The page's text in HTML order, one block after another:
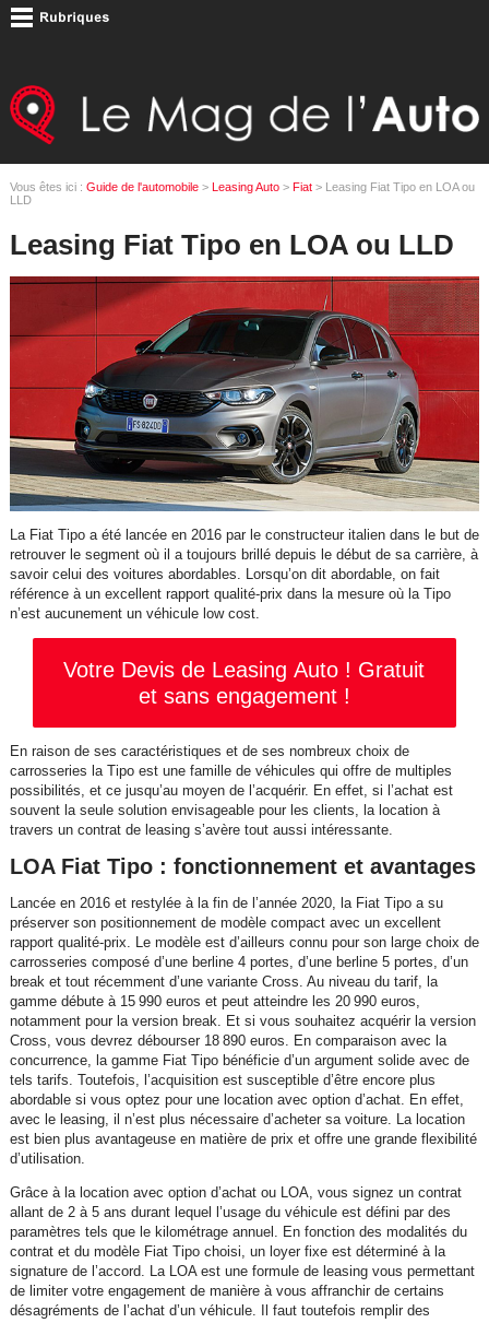
Vous êtes ici : Guide de l'automobile> Leasing Auto> Fiat> Leasing Fiat Tipo en LOA ou
LLD
Leasing Fiat Tipo en LOA ou LLD
La Fiat Tipo a été lancée en 2016 par le constructeur italien dans le but de
retrouver le segment où il a toujours brillé depuis le début de sa carrière, à
savoir celui des voitures abordables. Lorsqu’on dit abordable, on fait
référence à un excellent rapport qualité-prix dans la mesure où la Tipo
n’est aucunement un véhicule low cost.
Votre Devis de Leasing Auto ! Gratuit
et sans engagement !
En raison de ses caractéristiques et de ses nombreux choix de
carrosseries la Tipo est une famille de véhicules qui offre de multiples
possibilités, et ce jusqu’au moyen de l’acquérir. En effet, si l’achat est
souvent la seule solution envisageable pour les clients, la location à
travers un contrat de leasing s’avère tout aussi intéressante.
LOA Fiat Tipo : fonctionnement et avantages
Lancée en 2016 et restylée à la fin de l’année 2020, la Fiat Tipo a su
préserver son positionnement de modèle compact avec un excellent
rapport qualité-prix. Le modèle est d’ailleurs connu pour son large choix de
carrosseries composé d’une berline 4 portes, d’une berline 5 portes, d’un
break et tout récemment d’une variante Cross. Au niveau du tarif, la
gamme débute à 15 990 euros et peut atteindre les 20 990 euros,
notamment pour la version break. Et si vous souhaitez acquérir la version
Cross, vous devrez débourser 18 890 euros. En comparaison avec la
concurrence, la gamme Fiat Tipo bénéficie d’un argument solide avec de
tels tarifs. Toutefois, l’acquisition est susceptible d’être encore plus
abordable si vous optez pour une location avec option d’achat. En effet,
avec le leasing, il n’est plus nécessaire d’acheter sa voiture. La location
est bien plus avantageuse en matière de prix et offre une grande flexibilité
d’utilisation.
Grâce à la location avec option d’achat ou LOA, vous signez un contrat
allant de 2 à 5 ans durant lequel l’usage du véhicule est défini par des
paramètres tels que le kilométrage annuel. En fonction des modalités du
contrat et du modèle Fiat Tipo choisi, un loyer fixe est déterminé à la
signature de l’accord. La LOA est une formule de leasing vous permettant
de limiter votre engagement de manière à vous affranchir de certains
désagréments de l’achat d’un véhicule. Il faut toutefois remplir des